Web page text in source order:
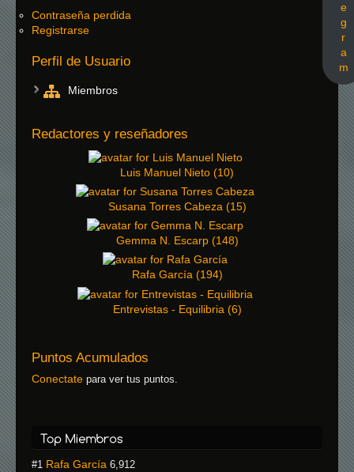
Contraseña perdida
Registrarse
Perfil de Usuario
Miembros
e
g
r
a
m
Redactores y reseñadores
Luis Manuel Nieto (10)
Susana Torres Cabeza (15)
Gemma N. Escarp (148)
Rafa García (194)
Entrevistas - Equilibria (6)
Puntos Acumulados
Conectate para ver tus puntos.
#1 Rafa García 6,912